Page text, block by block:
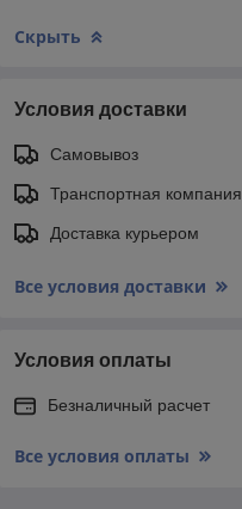
Скрыть
Условия доставки
Самовывоз
Транспортная компания
Доставка курьером
Все условия доставки
Условия оплаты
Безналичный расчет
Все условия оплаты